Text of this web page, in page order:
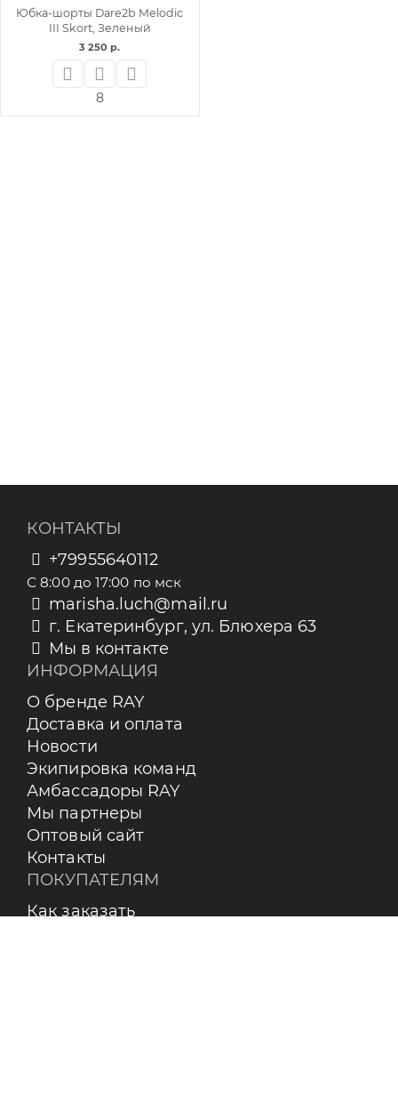
Юбка-шорты Dare2b Melodic
III Skort, Зеленый
3 250 р.
8
КОНТАКТЫ
+79955640112
С 8:00 до 17:00 по мск
marisha.luch@mail.ru
г. Екатеринбург, ул. Блюхера 63
Мы в контакте
ИНФОРМАЦИЯ
О бренде RAY
Доставка и оплата
Новости
Экипировка команд
Амбассадоры RAY
Мы партнеры
Оптовый сайт
Контакты
ПОКУПАТЕЛЯМ
Как заказать